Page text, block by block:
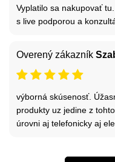
Vyplatilo sa nakupovať
s live podporou a
Overený zákazník
výborná skúsenosť.
produkty uz jedine z
úrovni aj telefonicky aj